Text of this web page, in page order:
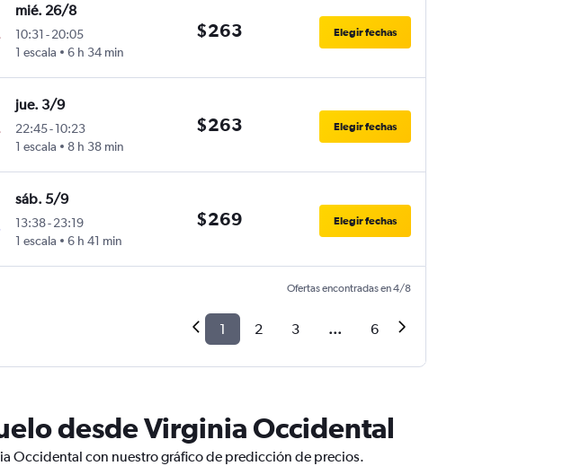
mié. 26/8
10:31 -20:05
1 escala
6 h 34 min
$263 Elegir fechas
jue. 3/9
22:45-10:23
1 escala
8 h 38 min
$263 Elegir fechas
sáb. 5/9
13:38-23:19
1 escala
6 h 41 min
$269 Elegir fechas
Ofertas encontradas en 4/8
1 2 3 ... 6
desde Virginia Occidental
Occidental con nuestro gráfico de predicción de precios.